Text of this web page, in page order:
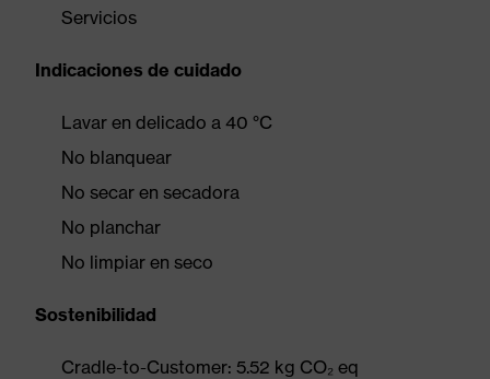
Servicios
Indicaciones de cuidado
Lavar en delicado a 40 °C
No blanquear
No secar en secadora
No planchar
No limpiar en seco
Sostenibilidad
Cradle-to-Customer: 5.52 kg CO₂ eq